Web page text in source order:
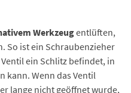
Werkzeugentlüften,
So ist ein Schraubenzieher
ein Schlitz befindet, in
kann. Wenn das Ventil
lange nicht geöffnet wurde,